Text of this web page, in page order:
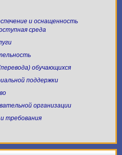
и оснащенность
среда
обучающихся
поддержки
организации
требования